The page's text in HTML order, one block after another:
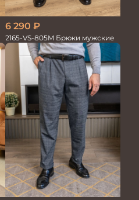
6 290 ₽
2165-VS-805M Брюки мужские